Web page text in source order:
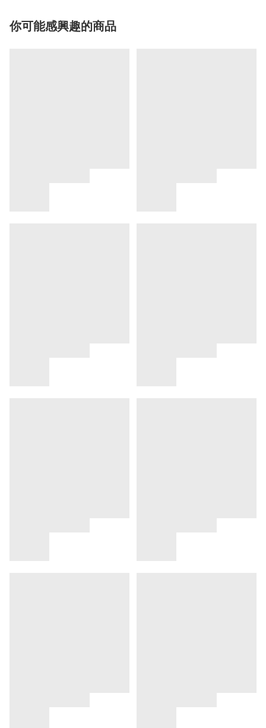
你可能感興趣的商品